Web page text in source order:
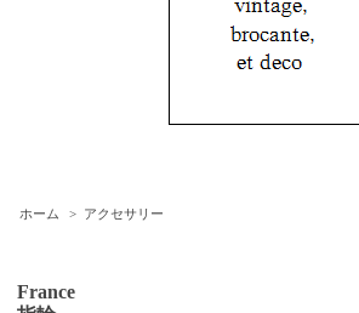
ホーム > アクセサリー
France